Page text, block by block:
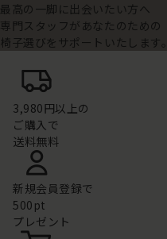
最高の一脚に出会いたい方へ
専門スタッフがあなたのための
椅子選びをサポートいたします。
3,980円以上の
ご購入で
送料無料
新規会員登録で
500pt
プレゼント